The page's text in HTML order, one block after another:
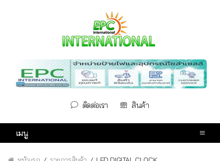
ติดต่อเรา สินค้า
เมนู